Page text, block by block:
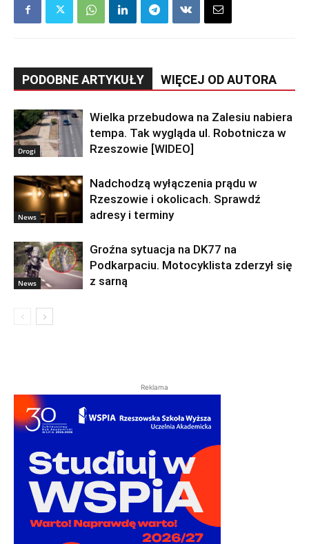
PODOBNE ARTYKUŁY WIĘCEJ OD AUTORA
Drogi
Wielka przebudowa na Zalesiu nabiera
tempa. Tak wygląda ul. Robotnicza w
Rzeszowie [WIDEO]
News
Nadchodzą wyłączenia prądu w
Rzeszowie i okolicach. Sprawdź
adresy i terminy
News
Groźna sytuacja na DK77 na
Podkarpaciu. Motocyklista zderzył się
z sarną
Reklama